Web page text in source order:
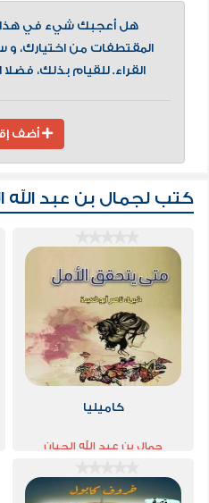
هل أعجبك شيء في هذا
المقتطفات من اختيارك،
القراء. للقيام بذلك،
أضف
كتب لجمال بن عبد الله
كاميليا
جمال بن عبد الله الحيان